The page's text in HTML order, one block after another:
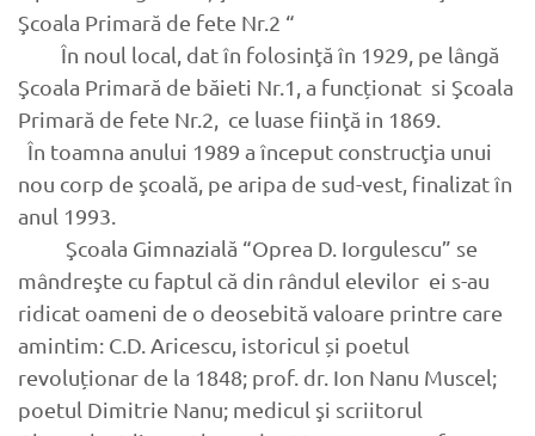
Şcoala Primară de fete Nr.2 “
În noul local, dat în folosinţă în 1929, pe lângă
Şcoala Primară de băieti Nr.1, a funcționat si Şcoala
Primară de fete Nr.2, ce luase fiinţă in 1869.
În toamna anului 1989 a început construcţia unui
nou corp de şcoală, pe aripa de sud-vest, finalizat în
anul 1993.
Şcoala Gimnazială “Oprea D. Iorgulescu” se
mândreşte cu faptul că din rândul elevilor ei s-au
ridicat oameni de o deosebită valoare printre care
amintim: C.D. Aricescu, istoricul și poetul
revoluționar de la 1848; prof. dr. Ion Nanu Muscel;
poetul Dimitrie Nanu; medicul şi scriitorul